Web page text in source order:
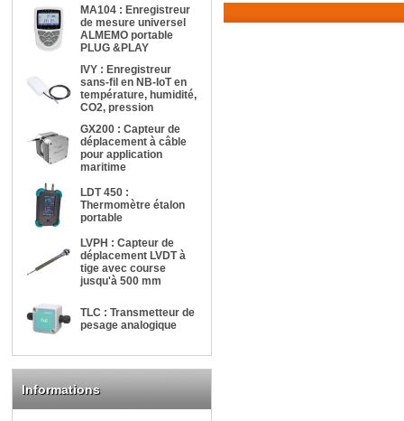
MA104 : Enregistreur
de mesure universel
ALMEMO portable
PLUG &PLAY
IVY : Enregistreur
sans-fil en NB-IoT en
température, humidité,
CO2, pression
GX200 : Capteur de
déplacement à câble
pour application
maritime
LDT 450 :
Thermomètre étalon
portable
LVPH : Capteur de
déplacement LVDT à
tige avec course
jusqu'à 500 mm
TLC : Transmetteur de
pesage analogique
Informations